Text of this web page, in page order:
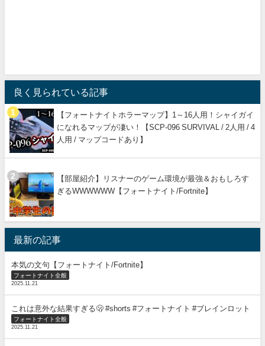
良く見られている記事
【フォートナイトホラーマップ】1～16人用！シャイガイ
になれるマップが凄い！【SCP-096 SURVIVAL / 2人用 / 4
人用 / マップコードあり】
【部屋紹介】リスナーのゲーム環境が最強＆おもしろす
ぎるWWWWWW【フォートナイト/Fortnite】
最新の記事
本気の文句【フォートナイト/Fortnite】
フォートナイト全般
2025.11.21
これは意外な結果すぎる🫢 #shorts #フォートナイト #ブレインロット
フォートナイト全般
2025.11.21